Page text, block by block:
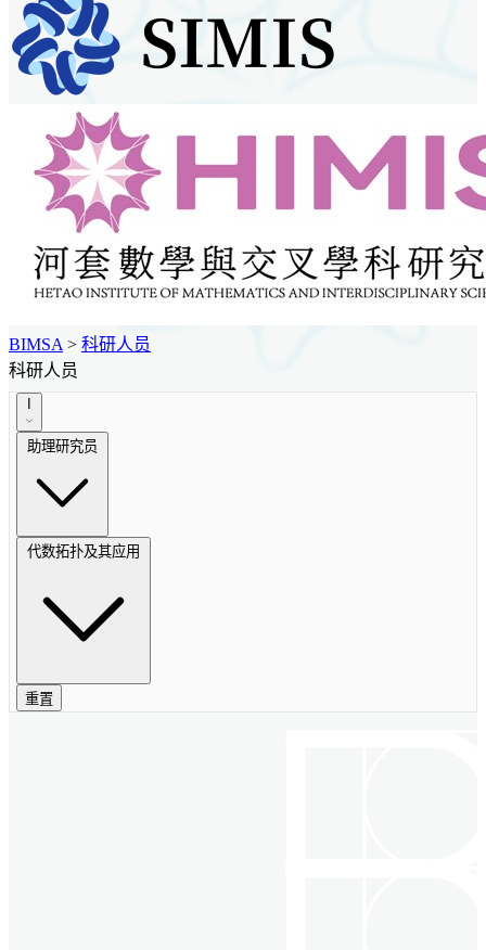
BIMSA > 科研人员
科研人员
助理研究员
代数拓扑及其应用
重置